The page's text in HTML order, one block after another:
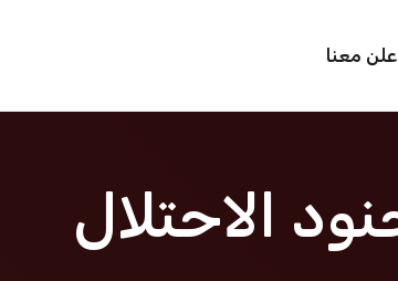
اعلن معنا
الاحتلال